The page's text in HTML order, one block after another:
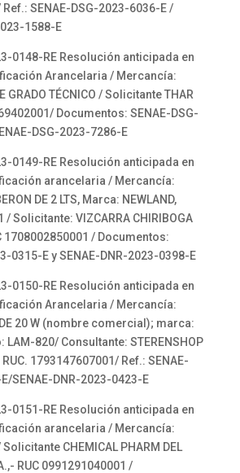
SENAE-DSG-2023-6036-E /
1588-E
0148-RE Resolución anticipada en
Arancelaria / Mercancía:
GRADO TÉCNICO / Solicitante THAR
Documentos: SENAE-DSG-
DSG-2023-7286-E
0149-RE Resolución anticipada en
arancelaria / Mercancía:
DE 2 LTS, Marca: NEWLAND,
Solicitante: VIZCARRA CHIRIBOGA
1708002850001 / Documentos:
0315-E y SENAE-DNR-2023-0398-E
0150-RE Resolución anticipada en
Arancelaria / Mercancía:
DE 20 W (nombre comercial); marca:
LAM-820/ Consultante: STERENSHOP
RUC. 1793147607001/ Ref.: SENAE-
SENAE-DNR-2023-0423-E
0151-RE Resolución anticipada en
arancelaria / Mercancía:
Solicitante CHEMICAL PHARM DEL
RUC 0991291040001 /